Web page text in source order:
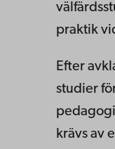
praktik
Efter
studier
krävs av